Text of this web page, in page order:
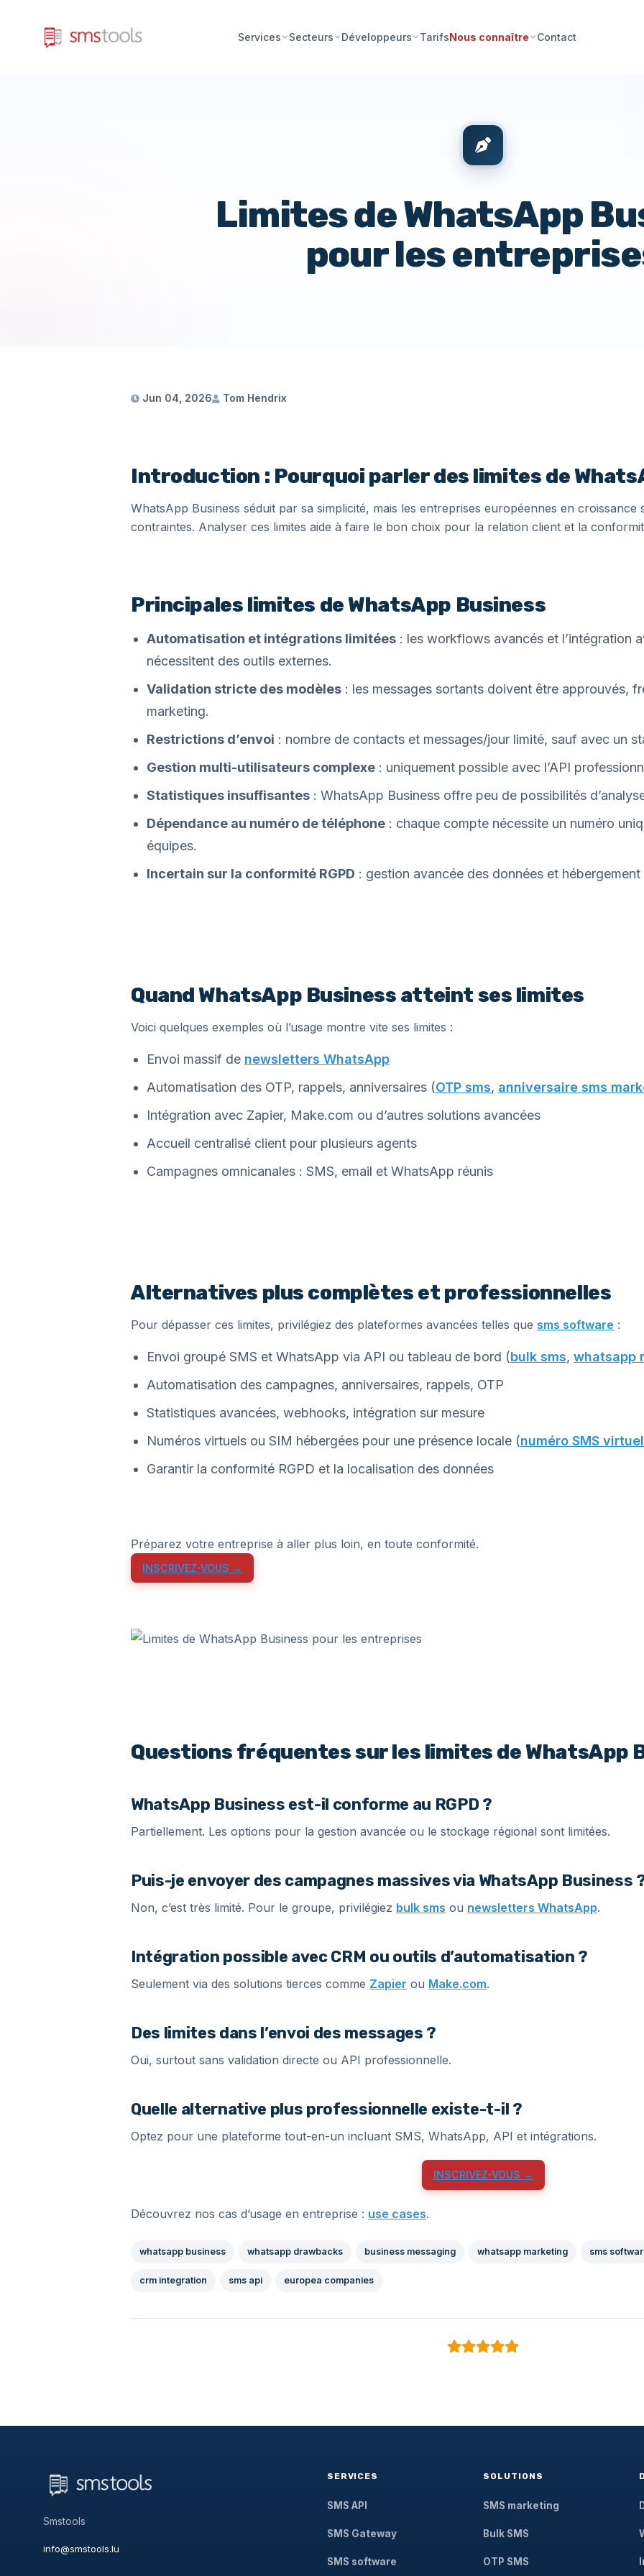
Services Secteurs Développeurs TarifsNous connaître Contact
Limites de WhatsApp
pour les
Jun 04, 2026 Tom Hendrix
Introduction : Pourquoi parler des limites de
WhatsApp Business séduit par sa simplicité, mais les entreprises européennes en croissance
contraintes. Analyser ces limites aide à faire le bon choix pour la relation client et la
Principales limites de WhatsApp Business
Automatisation et intégrations limitées : les workflows avancés et l’intégration
nécessitent des outils externes.
Validation stricte des modèles : les messages sortants doivent être approuvés,
marketing.
Restrictions d’envoi : nombre de contacts et messages/jour limité, sauf avec un
Gestion multi-utilisateurs complexe : uniquement possible avec l’API
Statistiques insuffisantes : WhatsApp Business offre peu de possibilités
Dépendance au numéro de téléphone : chaque compte nécessite un numéro
équipes.
Incertain sur la conformité RGPD : gestion avancée des données et
Quand WhatsApp Business atteint ses limites
Voici quelques exemples où l’usage montre vite ses limites :
Envoi massif de newsletters WhatsApp
Automatisation des OTP, rappels, anniversaires (OTP sms, anniversaire sms
Intégration avec Zapier, Make.com ou d’autres solutions avancées
Accueil centralisé client pour plusieurs agents
Campagnes omnicanales : SMS, email et WhatsApp réunis
Alternatives plus complètes et professionnelles
Pour dépasser ces limites, privilégiez des plateformes avancées telles que sms software :
Envoi groupé SMS et WhatsApp via API ou tableau de bord (bulk sms, whatsapp
Automatisation des campagnes, anniversaires, rappels, OTP
Statistiques avancées, webhooks, intégration sur mesure
Numéros virtuels ou SIM hébergées pour une présence locale (numéro SMS virtuel
Garantir la conformité RGPD et la localisation des données
Préparez votre entreprise à aller plus loin, en toute conformité.
INSCRIVEZ-VOUS →
Questions fréquentes sur les limites de WhatsApp
WhatsApp Business est-il conforme au RGPD ?
Partiellement. Les options pour la gestion avancée ou le stockage régional sont limitées.
Puis-je envoyer des campagnes massives via WhatsApp Business
Non, c’est très limité. Pour le groupe, privilégiez bulk sms ou newsletters WhatsApp.
Intégration possible avec CRM ou outils d’automatisation ?
Seulement via des solutions tierces comme Zapier ou Make.com.
Des limites dans l’envoi des messages ?
Oui, surtout sans validation directe ou API professionnelle.
Quelle alternative plus professionnelle existe-t-il ?
Optez pour une plateforme tout-en-un incluant SMS, WhatsApp, API et intégrations.
INSCRIVEZ-VOUS →
Découvrez nos cas d’usage en entreprise : use cases.
whatsapp business whatsapp drawbacks business messaging whatsapp marketing sms
crm integration sms api europea companies
Smstools
info@smstools.lu
SERVICES
SMS API
SMS Gateway
SMS software
SOLUTIONS
SMS marketing
Bulk SMS
OTP SMS